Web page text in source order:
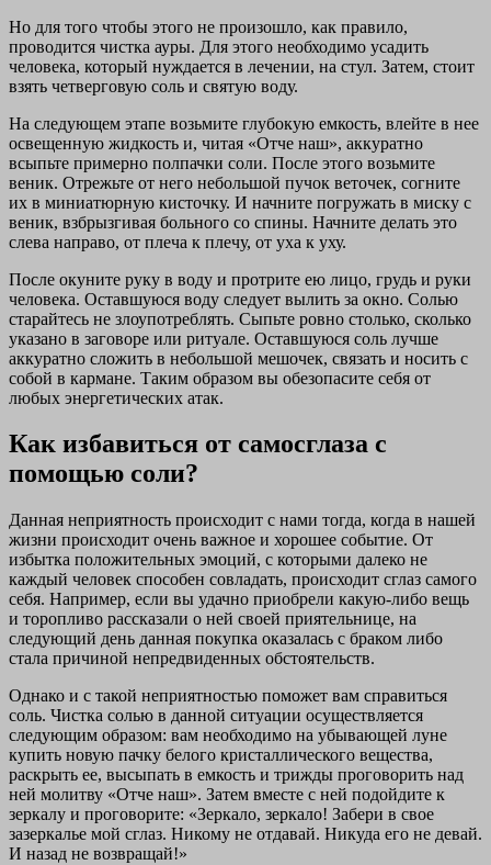
Но для того чтобы этого не произошло, как правило,
проводится чистка ауры. Для этого необходимо усадить
человека, который нуждается в лечении, на стул. Затем, стоит
взять четверговую соль и святую воду.
На следующем этапе возьмите глубокую емкость, влейте в нее
освещенную жидкость и, читая «Отче наш», аккуратно
всыпьте примерно полпачки соли. После этого возьмите
веник. Отрежьте от него небольшой пучок веточек, согните
их в миниатюрную кисточку. И начните погружать в миску с
веник, взбрызгивая больного со спины. Начните делать это
слева направо, от плеча к плечу, от уха к уху.
После окуните руку в воду и протрите ею лицо, грудь и руки
человека. Оставшуюся воду следует вылить за окно. Солью
старайтесь не злоупотреблять. Сыпьте ровно столько, сколько
указано в заговоре или ритуале. Оставшуюся соль лучше
аккуратно сложить в небольшой мешочек, связать и носить с
собой в кармане. Таким образом вы обезопасите себя от
любых энергетических атак.
Как избавиться от самосглаза с
помощью соли?
Данная неприятность происходит с нами тогда, когда в нашей
жизни происходит очень важное и хорошее событие. От
избытка положительных эмоций, с которыми далеко не
каждый человек способен совладать, происходит сглаз самого
себя. Например, если вы удачно приобрели какую-либо вещь
и торопливо рассказали о ней своей приятельнице, на
следующий день данная покупка оказалась с браком либо
стала причиной непредвиденных обстоятельств.
Однако и с такой неприятностью поможет вам справиться
соль. Чистка солью в данной ситуации осуществляется
следующим образом: вам необходимо на убывающей луне
купить новую пачку белого кристаллического вещества,
раскрыть ее, высыпать в емкость и трижды проговорить над
ней молитву «Отче наш». Затем вместе с ней подойдите к
зеркалу и проговорите: «Зеркало, зеркало! Забери в свое
зазеркалье мой сглаз. Никому не отдавай. Никуда его не девай.
И назад не возвращай!»